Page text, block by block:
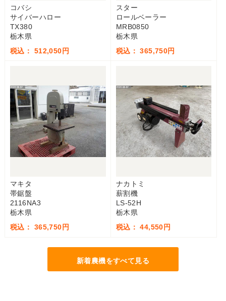
コバシ
サイバーハロー
TX380
栃木県
税込： 512,050円
スター
ロールベーラー
MRB0850
栃木県
税込： 365,750円
マキタ
帯鋸盤
2116NA3
栃木県
税込： 365,750円
ナカトミ
薪割機
LS-52H
栃木県
税込： 44,550円
新着農機をすべて見る